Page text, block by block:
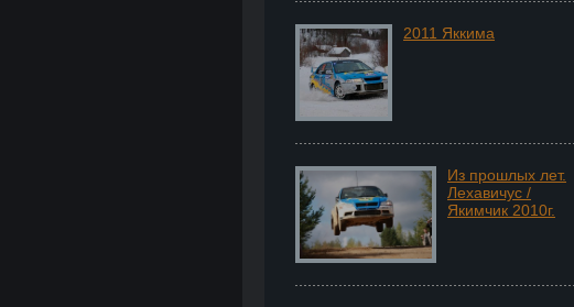
2011 Яккима
Из прошлых лет.
Лехавичус /
Якимчик 2010г.